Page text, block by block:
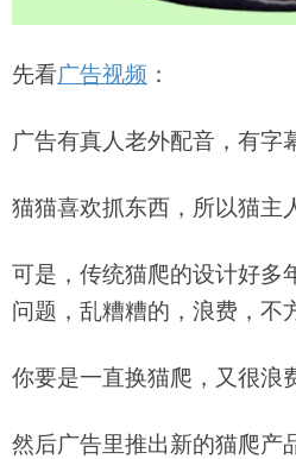
先看广告视频 ：
广告有真人老外配音，有字
猫猫喜欢抓东西，所以猫主
可是，传统猫爬的设计好多
问题，乱糟糟的，浪费，不
你要是一直换猫爬，又很浪
然后广告里推出新的猫爬产